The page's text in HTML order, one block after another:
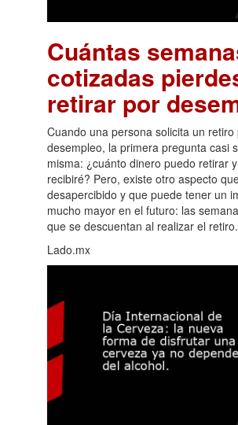
Cuántas
cotizadas
retirar por
Cuando una persona solicita un retiro
desempleo, la primera pregunta casi
misma: ¿cuánto dinero puedo retirar
recibiré? Pero, existe otro aspecto
desapercibido y que puede tener un
mucho mayor en el futuro: las
que se descuentan al realizar el retiro.
Lado.mx